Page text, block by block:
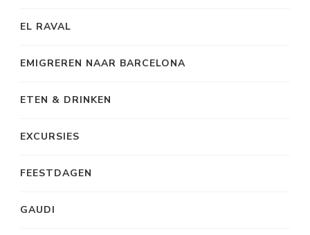
EL RAVAL
EMIGREREN NAAR BARCELONA
ETEN & DRINKEN
EXCURSIES
FEESTDAGEN
GAUDI